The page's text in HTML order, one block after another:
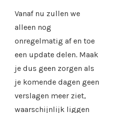
Vanaf nu zullen we
alleen nog
onregelmatig af en toe
een update delen. Maak
je dus geen zorgen als
je komende dagen geen
verslagen meer ziet,
waarschijnlijk liggen